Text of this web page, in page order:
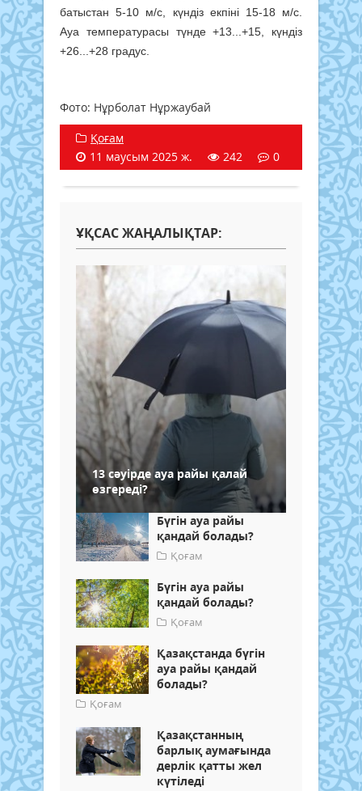
батыстан 5-10 м/с, күндіз екпіні 15-18 м/с.
Ауа температурасы түнде +13...+15, күндіз
+26...+28 градус.
Фото: Нұрболат Нұржаубай
Қоғам
11 маусым 2025 ж.
242 0
ҰҚСАС ЖАҢАЛЫҚТАР:
13 сәуірде ауа райы қалай
өзгереді?
Бүгін ауа райы
қандай болады?
Қоғам
Бүгін ауа райы
қандай болады?
Қоғам
Қазақстанда бүгін
ауа райы қандай
болады?
Қоғам
Қазақстанның
барлық аумағында
дерлік қатты жел
күтіледі